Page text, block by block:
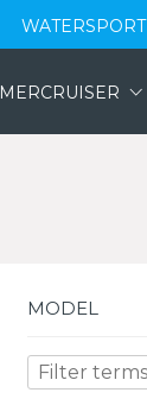
WATERSPORT
MERCRUISER
MODEL